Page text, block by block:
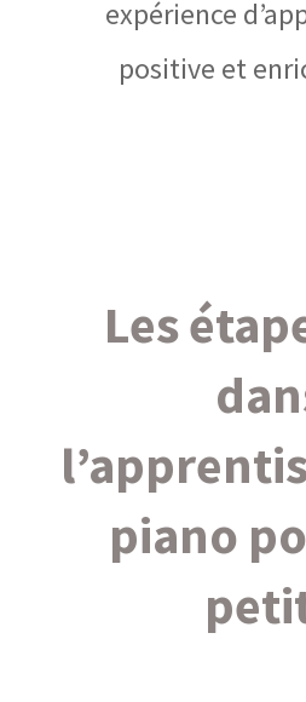
expérience
positive et
Les
piano